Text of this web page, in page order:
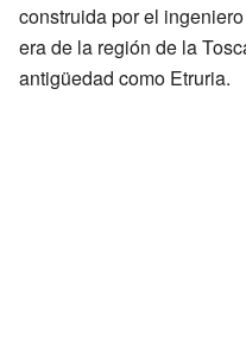
construida por el
era de la región de la
antigüedad como Etruria.